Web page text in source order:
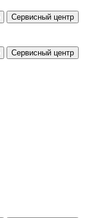
Сервисный центр
Сервисный центр